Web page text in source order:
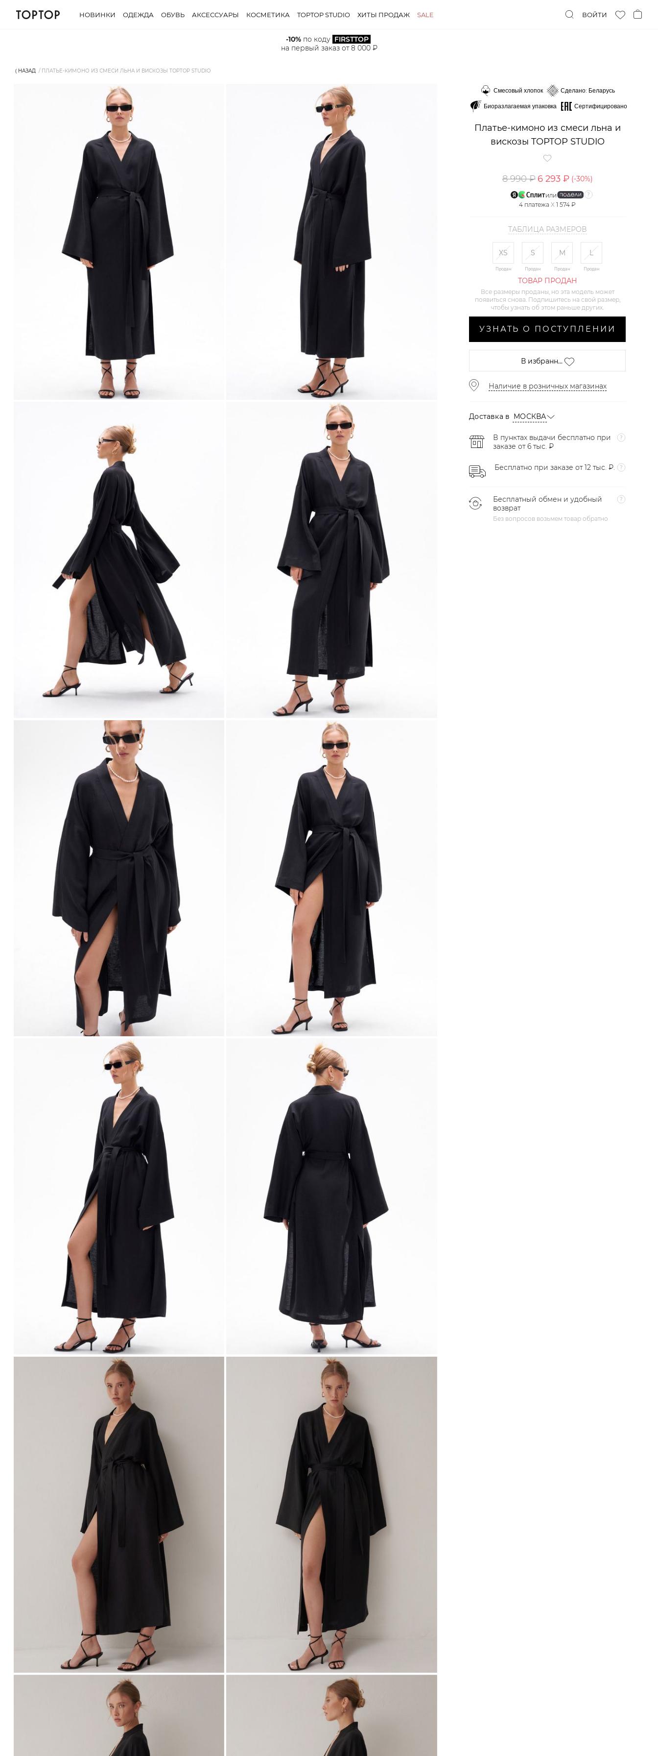
НОВИНКИ ОДЕЖДА ОБУВЬ АКСЕССУАРЫ КОСМЕТИКА TOPTOP STUDIO ХИТЫ ПРОДАЖ SALE ВОЙТИ
-10% по коду FIRSTTOP
на первый заказ от 8 000 ₽
⟨ НАЗАД ПЛАТЬЕ-КИМОНО ИЗ СМЕСИ ЛЬНА И ВИСКОЗЫ TOPTOP STUDIO
Смесовый хлопок
Сделано: Беларусь
Биоразлагаемая упаковка
Сертифицировано
Платье-кимоно из смеси льна и
вискозы TOPTOP STUDIO
8 990 ₽ 6 293 ₽ (-30%)
или
4 платежаX 1 574 ₽
ТАБЛИЦА РАЗМЕРОВ
XS
Продан
S
Продан
M
Продан
L
Продан
ТОВАР ПРОДАН
Все размеры проданы, но эта модель может
появиться снова. Подпишитесь на свой размер,
чтобы узнать об этом раньше других.
УЗНАТЬ О ПОСТУПЛЕНИИ
В избранн...
Наличие в розничных магазинах
Доставка в МОСКВА
В пунктах выдачи бесплатно при
заказе от 6 тыс. ₽
Бесплатно при заказе от 12 тыс. ₽.
Бесплатный обмен и удобный
возврат
Без вопросов возьмем товар обратно